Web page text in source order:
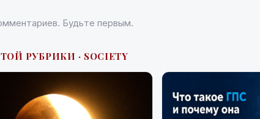
Будьте первым.
РУБРИКИ · SOCIETY